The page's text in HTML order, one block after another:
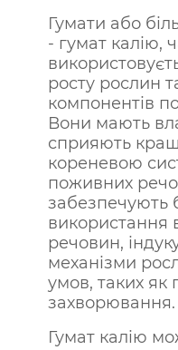
Гумати або
- гумат калію,
росту рослин
компонентів
Вони мають
сприяють
кореневою
поживних
забезпечують
використання
речовин,
механізми
умов, таких як
захворювання.
Гумат калію